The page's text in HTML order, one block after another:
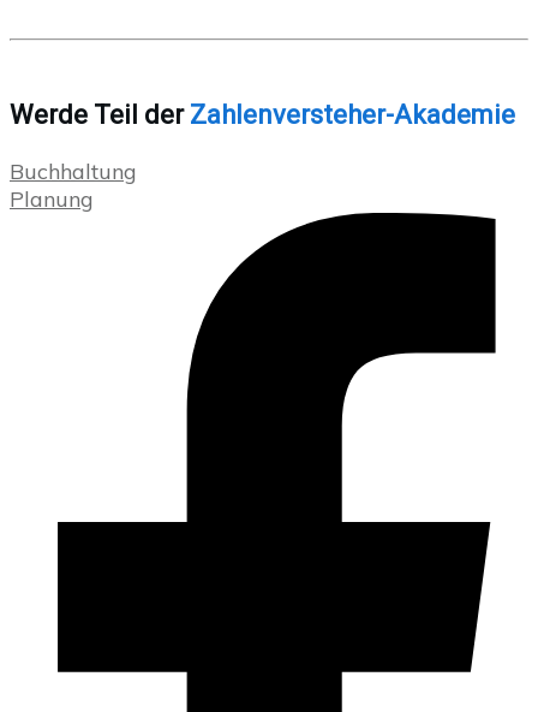
Werde Teil der Zahlenversteher-Akademie
Buchhaltung
Planung